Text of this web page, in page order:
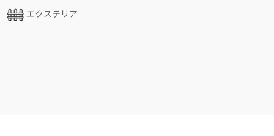
エクステリア